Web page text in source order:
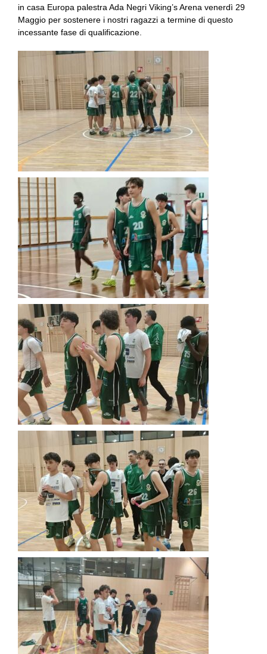
in casa Europa palestra Ada Negri Viking’s Arena venerdì 29
Maggio per sostenere i nostri ragazzi a termine di questo
incessante fase di qualificazione.